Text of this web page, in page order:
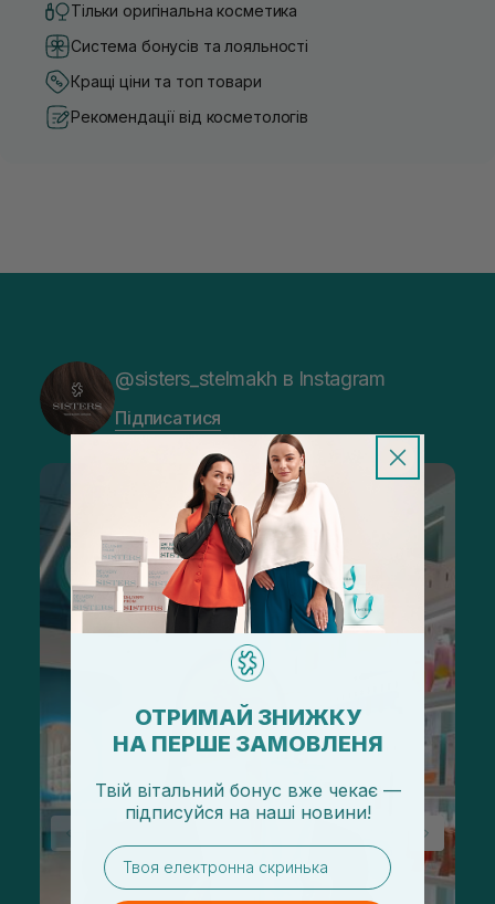
Тільки оригінальна косметика
Система бонусів та лояльності
Кращі ціни та топ товари
Рекомендації від косметологів
@sisters_stelmakh в Instagram
Підписатися
ОТРИМАЙ ЗНИЖКУ
НА ПЕРШЕ ЗАМОВЛЕНЯ
Твій вітальний бонус вже чекає —
підписуйся на наші новини!
email